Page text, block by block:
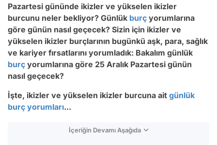
Pazartesi gününde ikizler ve yükselen ikizler
burcunu neler bekliyor? Günlük burç yorumlarına
göre günün nasıl geçecek? Sizin için ikizler ve
yükselen ikizler burçlarının bugünkü aşk, para, sağlık
ve kariyer fırsatlarını yorumladık: Bakalım günlük
burç yorumlarına göre 25 Aralık Pazartesi günün
nasıl geçecek?
İşte, ikizler ve yükselen ikizler burcuna ait günlük
burç yorumları...
İçeriğin Devamı Aşağıda